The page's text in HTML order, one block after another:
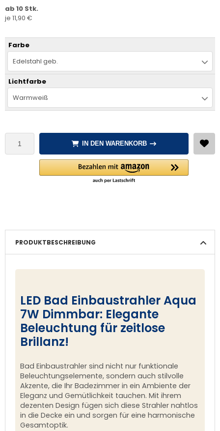
ab 10 Stk.
je 11,90 €
Farbe
Edelstahl geb.
Lichtfarbe
Warmweiß
IN DEN WARENKORB
PRODUKTBESCHREIBUNG
LED Bad Einbaustrahler Aqua
7W Dimmbar: Elegante
Beleuchtung für zeitlose
Brillanz!
Bad Einbaustrahler sind nicht nur funktionale
Beleuchtungselemente, sondern auch stilvolle
Akzente, die Ihr Badezimmer in ein Ambiente der
Eleganz und Gemütlichkeit tauchen. Mit ihrem
dezenten Design fügen sich diese Strahler nahtlos
in die Decke ein und sorgen für eine harmonische
Gesamtoptik.